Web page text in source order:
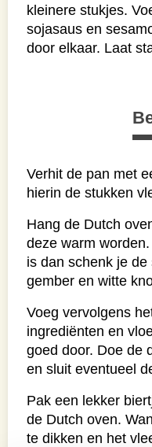
kleinere stukjes.
sojasaus en
door elkaar. Laat
Verhit de pan met
hierin de stukken
Hang de Dutch
deze warm
is dan schenk je
gember en witte
Voeg vervolgens
ingrediënten en
goed door. Doe de
en sluit eventueel
Pak een lekker
de Dutch oven.
te dikken en het